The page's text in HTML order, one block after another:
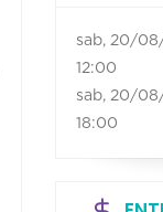
sab, 20/
12:00
sab, 20/
18:00